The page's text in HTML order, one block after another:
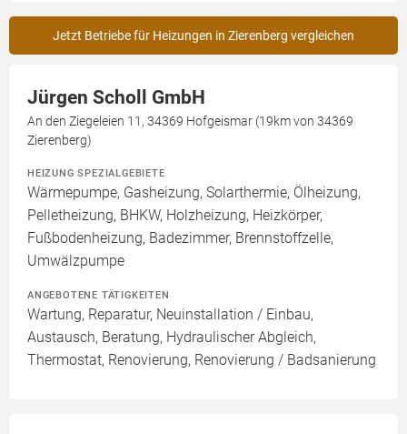
Jetzt Betriebe für Heizungen in Zierenberg vergleichen
Jürgen Scholl GmbH
An den Ziegeleien 11, 34369 Hofgeismar (19km von 34369
Zierenberg)
HEIZUNG SPEZIALGEBIETE
Wärmepumpe, Gasheizung, Solarthermie, Ölheizung,
Pelletheizung, BHKW, Holzheizung, Heizkörper,
Fußbodenheizung, Badezimmer, Brennstoffzelle,
Umwälzpumpe
ANGEBOTENE TÄTIGKEITEN
Wartung, Reparatur, Neuinstallation / Einbau,
Austausch, Beratung, Hydraulischer Abgleich,
Thermostat, Renovierung, Renovierung / Badsanierung